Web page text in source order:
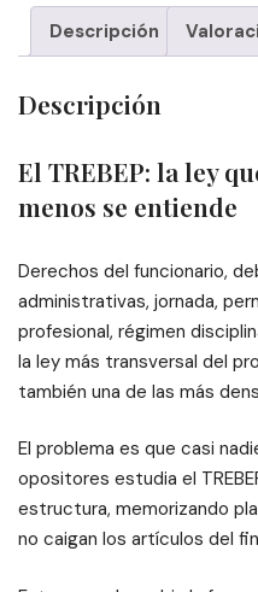
Descripción
Descripción
El TREBEP: la ley
menos se entiende
Derechos del funcionario,
administrativas, jornada,
profesional, régimen
la ley más transversal del
también una de las más
El problema es que casi
opositores estudia el
estructura, memorizando
no caigan los artículos del